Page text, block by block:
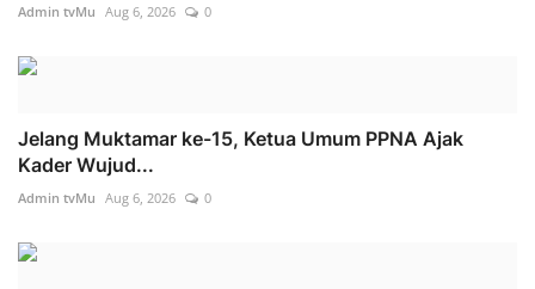
Admin tvMu Aug 6, 2026 0
Jelang Muktamar ke-15, Ketua Umum PPNA Ajak
Kader Wujud...
Admin tvMu Aug 6, 2026 0